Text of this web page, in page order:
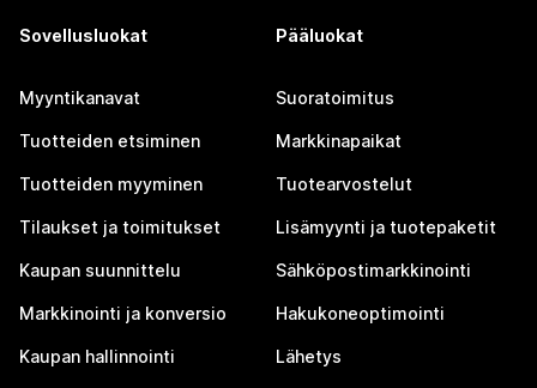
Sovellusluokat
Myyntikanavat
Tuotteiden etsiminen
Tuotteiden myyminen
Tilaukset ja toimitukset
Kaupan suunnittelu
Markkinointi ja konversio
Kaupan hallinnointi
Pääluokat
Suoratoimitus
Markkinapaikat
Tuotearvostelut
Lisämyynti ja tuotepaketit
Sähköpostimarkkinointi
Hakukoneoptimointi
Lähetys